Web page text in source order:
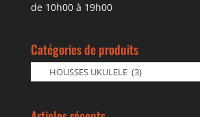
de 10h00 à 19h00
Catégories de produits